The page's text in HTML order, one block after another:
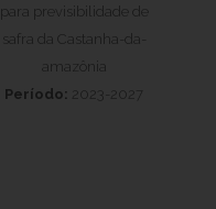
para previsibilidade de
safra da Castanha-da-
amazônia
Período: 2023-2027